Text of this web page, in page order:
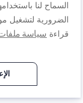
1
نجمة
2
نجوم
3
نجوم
4
نجوم
5
نجوم
السعر
تصنيف
1
2
3
4
5
السماح لنا
الضرورية لتشغيل
قراءة سياسة ملفات